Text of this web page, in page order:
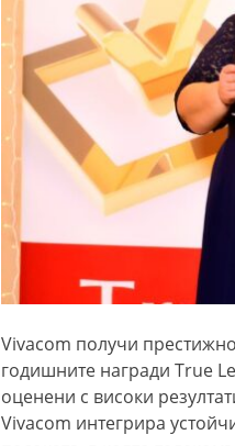
Vivacom получи
годишните награди True
оценени с високи
Vivacom интегрира